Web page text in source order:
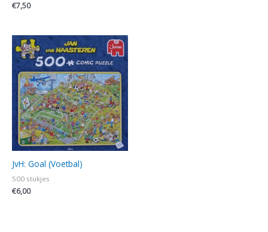
€7,50
JvH: Goal (Voetbal)
500 stukjes
€6,00